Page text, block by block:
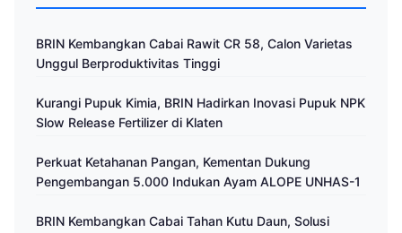
BRIN Kembangkan Cabai Rawit CR 58, Calon Varietas
Unggul Berproduktivitas Tinggi
Kurangi Pupuk Kimia, BRIN Hadirkan Inovasi Pupuk NPK
Slow Release Fertilizer di Klaten
Perkuat Ketahanan Pangan, Kementan Dukung
Pengembangan 5.000 Indukan Ayam ALOPE UNHAS-1
BRIN Kembangkan Cabai Tahan Kutu Daun, Solusi